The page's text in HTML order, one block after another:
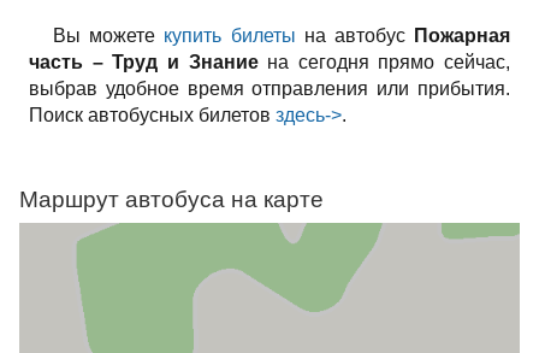
Вы можете купить билеты на автобус Пожарная
часть – Труд и Знаниена сегодня прямо сейчас,
выбрав удобное время отправления или прибытия.
Поиск автобусных билетов здесь->.
Маршрут автобуса на карте